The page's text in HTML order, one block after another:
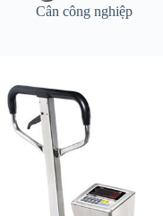
Cân công nghiệp